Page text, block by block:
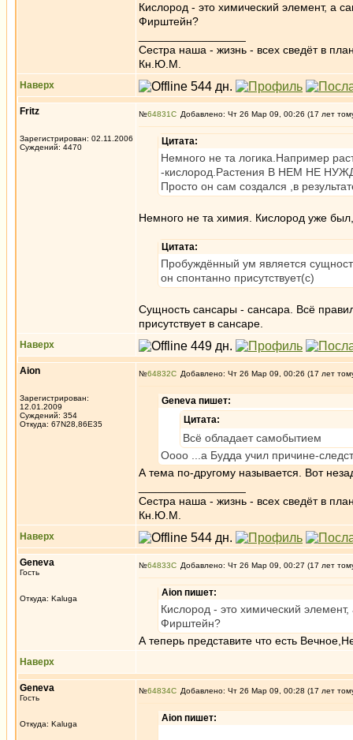
Кислород - это химический элемент, а
Фирштейн?
Сестра наша - жизнь - всех сведёт в
Кн.Ю.М.
Наверх
Fritz
Зарегистрирован: 02.11.2006
Суждений: 4470
№64831 Добавлено: Чт 26 Мар 09, 00:26 (17 лет
Цитата:
Немного не та логика.Например
-кислород.Растения В НЕМ НЕ
Просто он сам создался ,в
Немного не та химия. Кислород уже
Цитата:
Пробуждённый ум является
он спонтанно присутствует(с)
Сущность сансары - сансара. Всё
присутствует в сансаре.
Наверх
Aion
Зарегистрирован:
12.01.2009
Суждений: 354
Откуда: 67N28,86E35
№64832 Добавлено: Чт 26 Мар 09, 00:26 (17 лет
Geneva пишет:
Цитата:
Всё обладает самобытием
Оооо ...а Будда учил причине-
А тема по-другому называется. Вот
Сестра наша - жизнь - всех сведёт в
Кн.Ю.М.
Наверх
Geneva
Гость
Откуда: Kaluga
№64833 Добавлено: Чт 26 Мар 09, 00:27 (17 лет
Aion пишет:
Кислород - это химический
Фирштейн?
А теперь представите что есть
Наверх
Geneva
Гость
Откуда: Kaluga
№64834 Добавлено: Чт 26 Мар 09, 00:28 (17 лет
Aion пишет: